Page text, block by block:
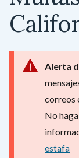
Alerta
correos
No
estafa